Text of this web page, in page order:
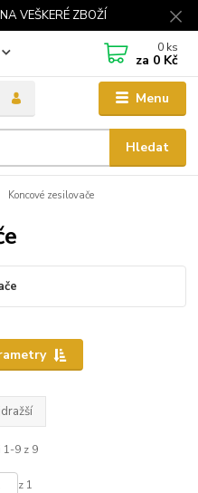
VEŠKERÉ ZBOŽÍ
Menu
Hledat
0 ks
za 0 Kč
Koncové zesilovače
1-9 z 9
z 1